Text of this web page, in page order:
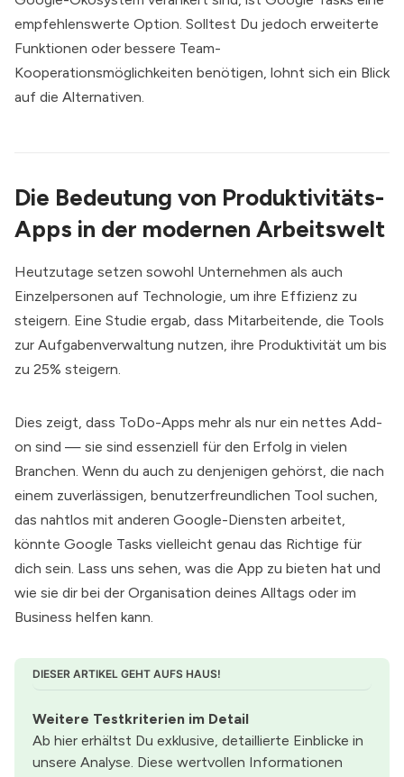
empfehlenswerte Option. Solltest Du jedoch erweiterte
Funktionen oder bessere Team-
Kooperationsmöglichkeiten benötigen, lohnt sich ein Blick
auf die Alternativen.
Die Bedeutung von Produktivitäts-
Apps in der modernen Arbeitswelt
Heutzutage setzen sowohl Unternehmen als auch
Einzelpersonen auf Technologie, um ihre Effizienz zu
steigern. Eine Studie ergab, dass Mitarbeitende, die Tools
zur Aufgabenverwaltung nutzen, ihre Produktivität um bis
zu 25% steigern.
Dies zeigt, dass ToDo-Apps mehr als nur ein nettes Add-
on sind — sie sind essenziell für den Erfolg in vielen
Branchen. Wenn du auch zu denjenigen gehörst, die nach
einem zuverlässigen, benutzerfreundlichen Tool suchen,
das nahtlos mit anderen Google-Diensten arbeitet,
könnte Google Tasks vielleicht genau das Richtige für
dich sein. Lass uns sehen, was die App zu bieten hat und
wie sie dir bei der Organisation deines Alltags oder im
Business helfen kann.
DIESER ARTIKEL GEHT AUFS HAUS!
Weitere Testkriterien im Detail
Ab hier erhältst Du exklusive, detaillierte Einblicke in
unsere Analyse. Diese wertvollen Informationen